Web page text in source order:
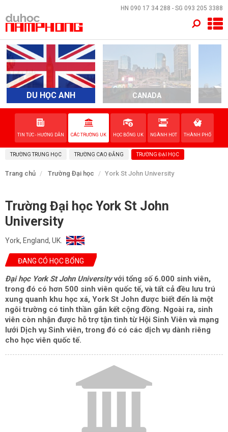
HN 090 17 34 288 - SG 093 205 3388
DU HỌC ANH CANADA
TIN TỨC - HƯỚNG DẪN CÁC TRƯỜNG UK HỌC BỔNG UK NGÀNH HOT THÀNH PHỐ
TRƯỜNG TRUNG HỌC TRƯỜNG CAO ĐẲNG TRƯỜNG ĐẠI HỌC
Trang chủ Trường Đại học York St John University
Trường Đại học York St John
University
York, England, UK.
ĐANG CÓ HỌC BỔNG
Đại học York St John Universityvới tổng số 6.000 sinh viên,
trong đó có hơn 500 sinh viên quốc tế, và tất cả đều lưu trú
xung quanh khu học xá, York St John được biết đến là một
ngôi trường có tinh thần gắn kết cộng đồng. Ngoài ra, sinh
viên còn nhận được hỗ trợ tận tình từ Hội Sinh Viên và mạng
lưới Dịch vụ Sinh viên, trong đó có các dịch vụ dành riêng
cho học viên quốc tế.
×
TRANG CHỦ
QUỐC GIA
EVENTS
DỊCH VỤ
VỀ NAM PHONG